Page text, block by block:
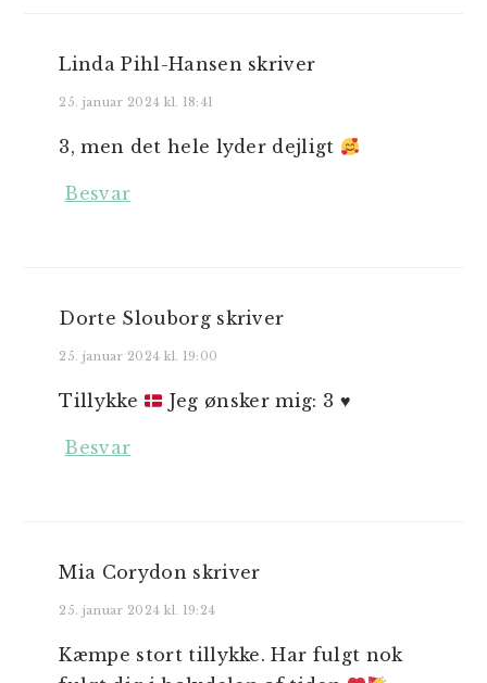
Linda Pihl-Hansen skriver
25. januar 2024 kl. 18:41
3, men det hele lyder dejligt
Besvar
Dorte Slouborg skriver
25. januar 2024 kl. 19:00
Tillykke Jeg ønsker mig: 3 ♥️
Besvar
Mia Corydon skriver
25. januar 2024 kl. 19:24
Kæmpe stort tillykke. Har fulgt nok